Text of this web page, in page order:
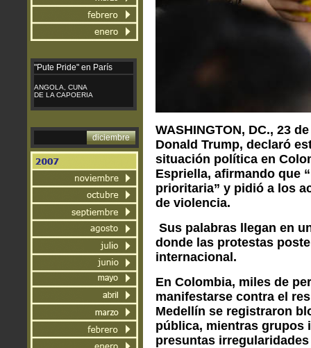
"Pute Pride" en París
ANGOLA, CUNA
DE LA CAPOERIA
diciembre
WASHINGTON, DC., 23
Donald Trump, declaró
situación política en
Espriella, afirmando que
prioritaria” y pidió a los
de violencia.
Sus palabras llegan en
donde las protestas
internacional.
En Colombia, miles de
manifestarse contra el
Medellín se registraron
pública, mientras grupos
presuntas